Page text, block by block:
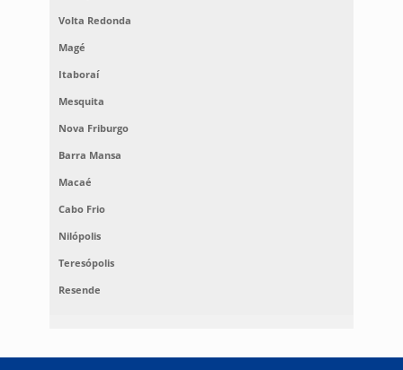
Volta Redonda
Magé
Itaboraí
Mesquita
Nova Friburgo
Barra Mansa
Macaé
Cabo Frio
Nilópolis
Teresópolis
Resende